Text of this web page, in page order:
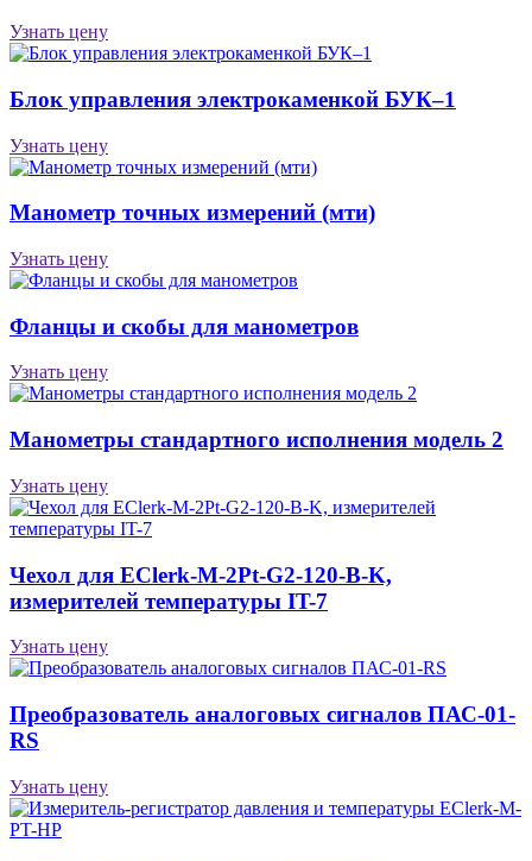
Узнать цену
Блок управления электрокаменкой БУК–1
Узнать цену
Манометр точных измерений (мти)
Узнать цену
Фланцы и скобы для манометров
Узнать цену
Манометры стандартного исполнения модель 2
Узнать цену
Чехол для EClerk-M-2Pt-G2-120-B-K,
измерителей температуры IT-7
Узнать цену
Преобразователь аналоговых сигналов ПАС-01-
RS
Узнать цену